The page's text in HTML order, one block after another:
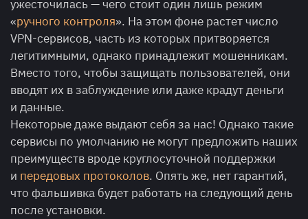
ужесточилась — чего стоит один лишь режим
«ручного контроля». На этом фоне растет число
VPN-сервисов, часть из которых притворяется
легитимными, однако принадлежит мошенникам.
Вместо того, чтобы защищать пользователей, они
вводят их в заблуждение или даже крадут деньги
и данные.
Некоторые даже выдают себя за нас! Однако такие
сервисы по умолчанию не могут предложить наших
преимуществ вроде круглосуточной поддержки
и передовых протоколов. Опять же, нет гарантий,
что фальшивка будет работать на следующий день
после установки.